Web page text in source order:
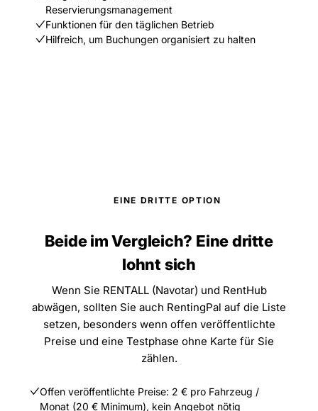
Reservierungsmanagement
Funktionen für den täglichen Betrieb
Hilfreich, um Buchungen organisiert zu halten
EINE DRITTE OPTION
Beide im Vergleich? Eine dritte
lohnt sich
Wenn Sie RENTALL (Navotar) und RentHub
abwägen, sollten Sie auch RentingPal auf die Liste
setzen, besonders wenn offen veröffentlichte
Preise und eine Testphase ohne Karte für Sie
zählen.
Offen veröffentlichte Preise: 2 € pro Fahrzeug /
Monat (20 € Minimum), kein Angebot nötig